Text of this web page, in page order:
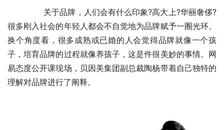
很多刚入社会的年轻人都会不自觉地为品牌赋予一圈光环。
换个角度看，很多成熟或已婚的人会觉得品牌就像一个孩
子，培育品牌的过程就像养孩子，这是件很美妙的事情。网
易态度公开课现场，贝因美集团副总裁陶杨带着自己独特的
理解对品牌进行了阐释。